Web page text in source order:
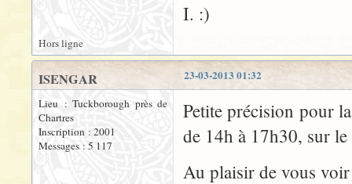
I. :)
Hors ligne
23-03-2013 01:32
ISENGAR
Lieu : Tuckborough près de
Chartres
Inscription : 2001
Messages : 5 117
Petite précision pour
de 14h à 17h30, sur
Au plaisir de vous